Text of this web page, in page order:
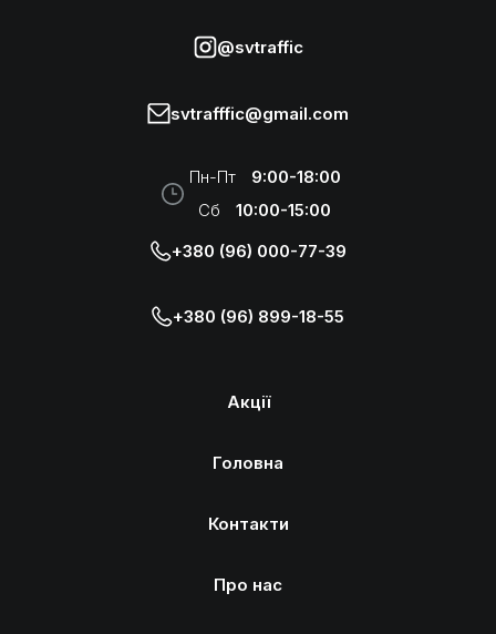
Акції
Головна
Контакти
Про нас
@svtraffic
svtrafffic@gmail.com
Пн-Пт
9:00-18:00
Сб
10:00-15:00
+380 (96) 000-77-39
+380 (96) 899-18-55